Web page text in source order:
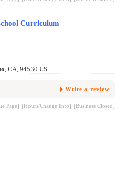
Curriculum
, CA, 94530 US
Write a review
Page] [Hours/Change Info] [Business Closed]